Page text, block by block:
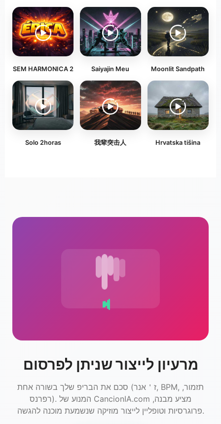
SEM HARMONICA 2 Saiyajin Meu Moonlit Sandpath
Solo 2horas 我辈突击人 Hrvatska tišina
מרעיון לייצור שניתן לפרסום
סכם את הבריפ שלך בשורה אחת (ז＇אנר, BPM, תזמור,
רפרנס). המנוע של CancionIA.com מציע מבנה,
פרוגרסיות וטופליין לייצור מוזיקה שנשמעת מוכנה להגשה.